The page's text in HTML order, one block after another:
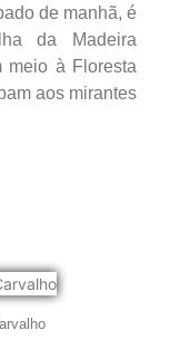
de manhã, é
da Madeira
meio à Floresta
aos mirantes